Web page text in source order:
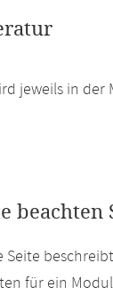
jeweils in
beachten
Seite
für ein